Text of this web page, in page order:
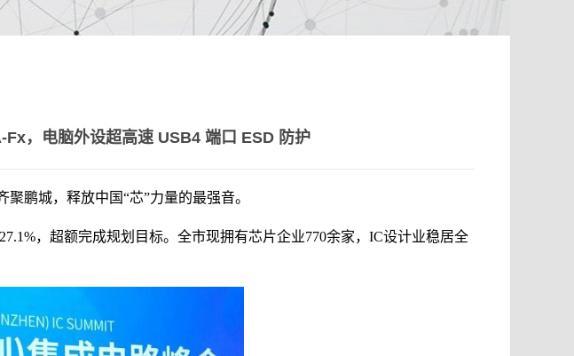
，电脑外设超高速 USB4 端口 ESD 防护
鹏城，释放中国“芯”力量的最强音。
，超额完成规划目标。全市现拥有芯片企业770余家，IC设计业稳居全